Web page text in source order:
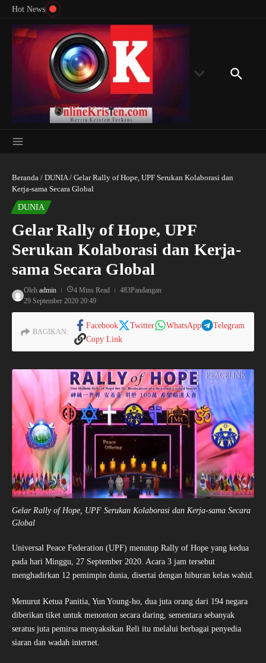
Lewati ke konten
Hot News
Beranda / DUNIA/ Gelar Rally of Hope, UPF Serukan Kolaborasi dan
Kerja-sama Secara Global
DUNIA
Gelar Rally of Hope, UPF
Serukan Kolaborasi dan Kerja-
sama Secara Global
Oleh admin 4 Mins Read
483Pandangan
29 September 2020 20:49
BAGIKAN:
Facebook Twitter WhatsApp
Telegram
Copy Link
Gelar Rally of Hope, UPF Serukan Kolaborasi dan Kerja-sama Secara
Global
Universal Peace Federation (UPF) menutup Rally of Hope yang kedua
pada hari Minggu, 27 September 2020. Acara 3 jam tersebut
menghadirkan 12 pemimpin dunia, disertai dengan hiburan kelas wahid.
Menurut Ketua Panitia, Yun Young-ho, dua juta orang dari 194 negara
diberikan tiket untuk menonton secara daring, sementara sebanyak
seratus juta pemirsa menyaksikan Reli itu melalui berbagai penyedia
siaran dan wadah internet.